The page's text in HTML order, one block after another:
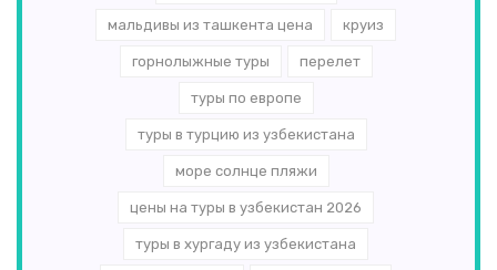
мальдивы из ташкента цена круиз
горнолыжные туры перелет
туры по европе
туры в турцию из узбекистана
море солнце пляжи
цены на туры в узбекистан 2026
туры в хургаду из узбекистана